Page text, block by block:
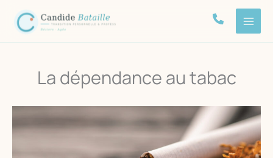
contenu
La dépendance au tabac